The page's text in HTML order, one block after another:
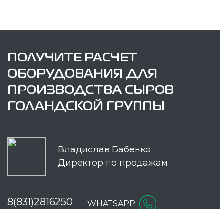
ПОЛУЧИТЕ РАСЧЕТ
ОБОРУДОВАНИЯ ДЛЯ
ПРОИЗВОДСТВА СЫРОВ
ГОЛАНДСКОЙ ГРУППЫ
Владислав Бабенко
Директор по продажам
8(831)2816250 WHATSAPP